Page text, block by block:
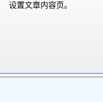
设置文章内容页。